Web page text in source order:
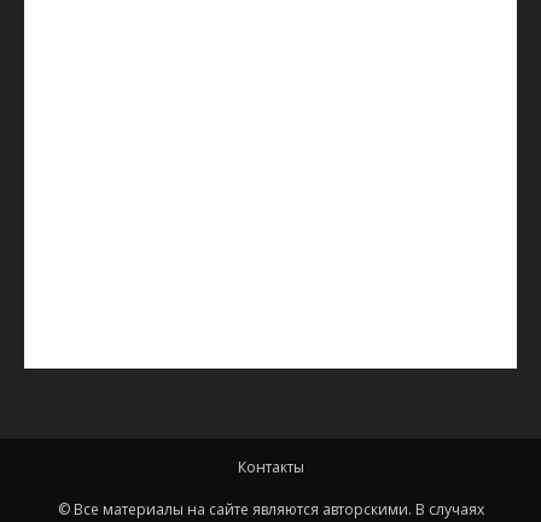
Контакты
© Все материалы на сайте являются авторскими. В случаях